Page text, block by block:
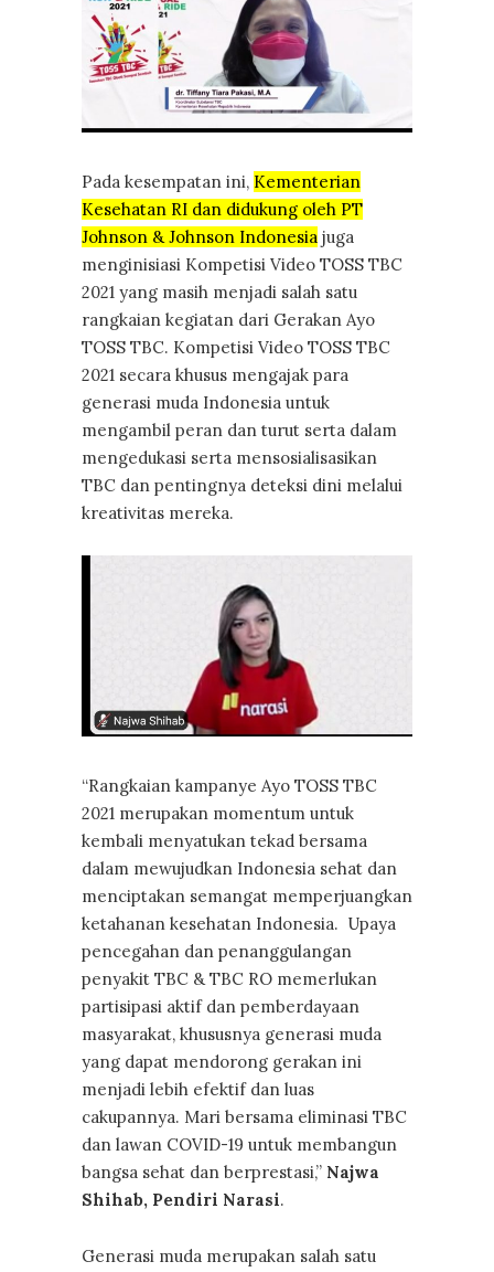
Pada kesempatan ini, Kementerian
Kesehatan RI dan didukung oleh PT
Johnson & Johnson Indonesia juga
menginisiasi Kompetisi Video TOSS TBC
2021 yang masih menjadi salah satu
rangkaian kegiatan dari Gerakan Ayo
TOSS TBC. Kompetisi Video TOSS TBC
2021 secara khusus mengajak para
generasi muda Indonesia untuk
mengambil peran dan turut serta dalam
mengedukasi serta mensosialisasikan
TBC dan pentingnya deteksi dini melalui
kreativitas mereka.
“Rangkaian kampanye Ayo TOSS TBC
2021 merupakan momentum untuk
kembali menyatukan tekad bersama
dalam mewujudkan Indonesia sehat dan
menciptakan semangat memperjuangkan
ketahanan kesehatan Indonesia. Upaya
pencegahan dan penanggulangan
penyakit TBC & TBC RO memerlukan
partisipasi aktif dan pemberdayaan
masyarakat, khususnya generasi muda
yang dapat mendorong gerakan ini
menjadi lebih efektif dan luas
cakupannya. Mari bersama eliminasi TBC
dan lawan COVID-19 untuk membangun
bangsa sehat dan berprestasi,” Najwa
Shihab, Pendiri Narasi.
Generasi muda merupakan salah satu